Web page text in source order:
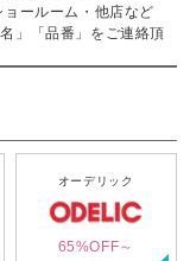
ールーム・他店など
」「品番」をご連絡頂
オーデリック
65%OFF～